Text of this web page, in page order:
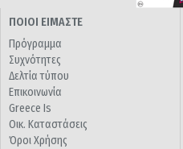
ΠΟΙΟΙ ΕΙΜΑΣΤΕ
Πρόγραμμα
Συχνότητες
Δελτία τύπου
Επικοινωνία
Greece Is
Οικ. Καταστάσεις
Όροι Χρήσης